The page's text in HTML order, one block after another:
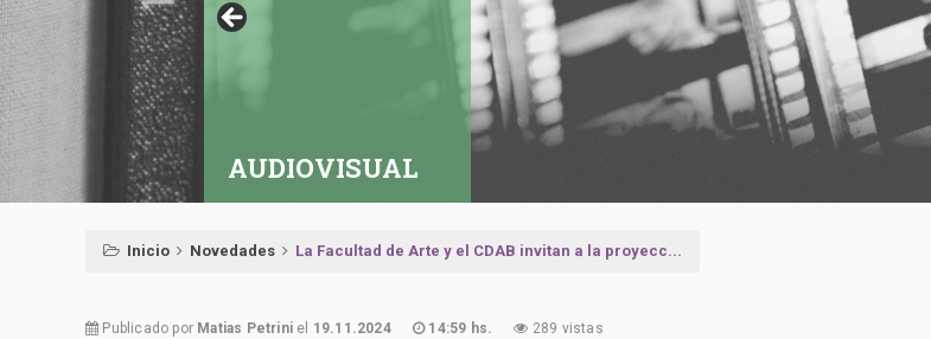
AUDIOVISUAL
Inicio Novedades La Facultad de Arte y el CDAB invitan a la proyecc...
Publicado por Matias Petrini el 19.11.2024 14:59 hs. 289 vistas